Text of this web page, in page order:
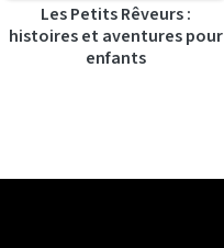
Les Petits Rêveurs :
histoires et aventures pour
enfants